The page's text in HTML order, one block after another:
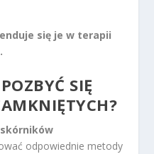
się je w terapii
SIĘ
odpowiednie metody